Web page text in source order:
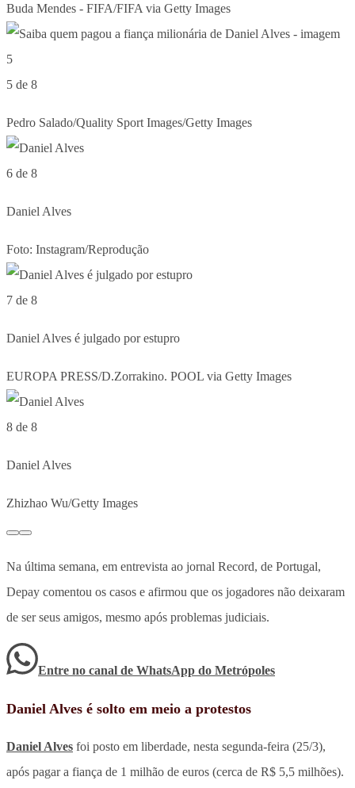
Buda Mendes - FIFA/FIFA via Getty Images
5 de 8
Pedro Salado/Quality Sport Images/Getty Images
6 de 8
Daniel Alves
Foto: Instagram/Reprodução
7 de 8
Daniel Alves é julgado por estupro
EUROPA PRESS/D.Zorrakino. POOL via Getty Images
8 de 8
Daniel Alves
Zhizhao Wu/Getty Images
Na última semana, em entrevista ao jornal Record, de Portugal,
Depay comentou os casos e afirmou que os jogadores não deixaram
de ser seus amigos, mesmo após problemas judiciais.
Entre no canal de WhatsApp do Metrópoles
Daniel Alves é solto em meio a protestos
Daniel Alves foi posto em liberdade, nesta segunda-feira (25/3),
após pagar a fiança de 1 milhão de euros (cerca de R$ 5,5 milhões).